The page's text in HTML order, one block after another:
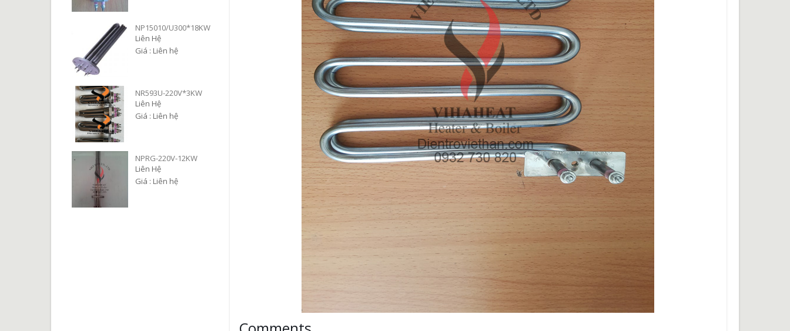
NP15010/U300*18KW
Liên Hệ
Giá : Liên hệ
NR593U-220V*3KW
Liên Hệ
Giá : Liên hệ
NPRG-220V-12KW
Liên Hệ
Giá : Liên hệ